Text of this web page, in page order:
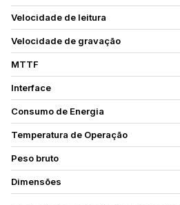
Velocidade de leitura
Velocidade de gravação
MTTF
Interface
Consumo de Energia
Temperatura de Operação
Peso bruto
Dimensões